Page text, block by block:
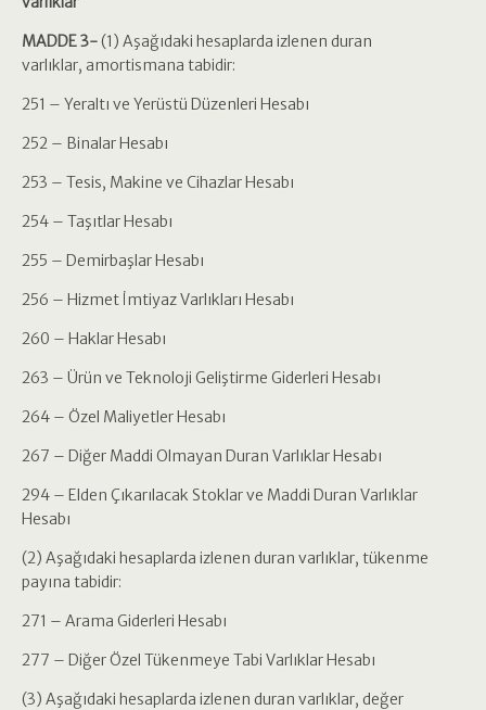
MADDE 3-(1) Aşağıdaki hesaplarda izlenen duran
varlıklar, amortismana tabidir:
251 – Yeraltı ve Yerüstü Düzenleri Hesabı
252 – Binalar Hesabı
253 – Tesis, Makine ve Cihazlar Hesabı
254 – Taşıtlar Hesabı
255 – Demirbaşlar Hesabı
256 – Hizmet İmtiyaz Varlıkları Hesabı
260 – Haklar Hesabı
263 – Ürün ve Teknoloji Geliştirme Giderleri Hesabı
264 – Özel Maliyetler Hesabı
267 – Diğer Maddi Olmayan Duran Varlıklar Hesabı
294 – Elden Çıkarılacak Stoklar ve Maddi Duran Varlıklar
Hesabı
(2) Aşağıdaki hesaplarda izlenen duran varlıklar, tükenme
payına tabidir:
271 – Arama Giderleri Hesabı
277 – Diğer Özel Tükenmeye Tabi Varlıklar Hesabı
(3) Aşağıdaki hesaplarda izlenen duran varlıklar, değer